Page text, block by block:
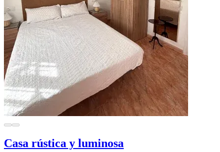
Casa rústica y luminosa